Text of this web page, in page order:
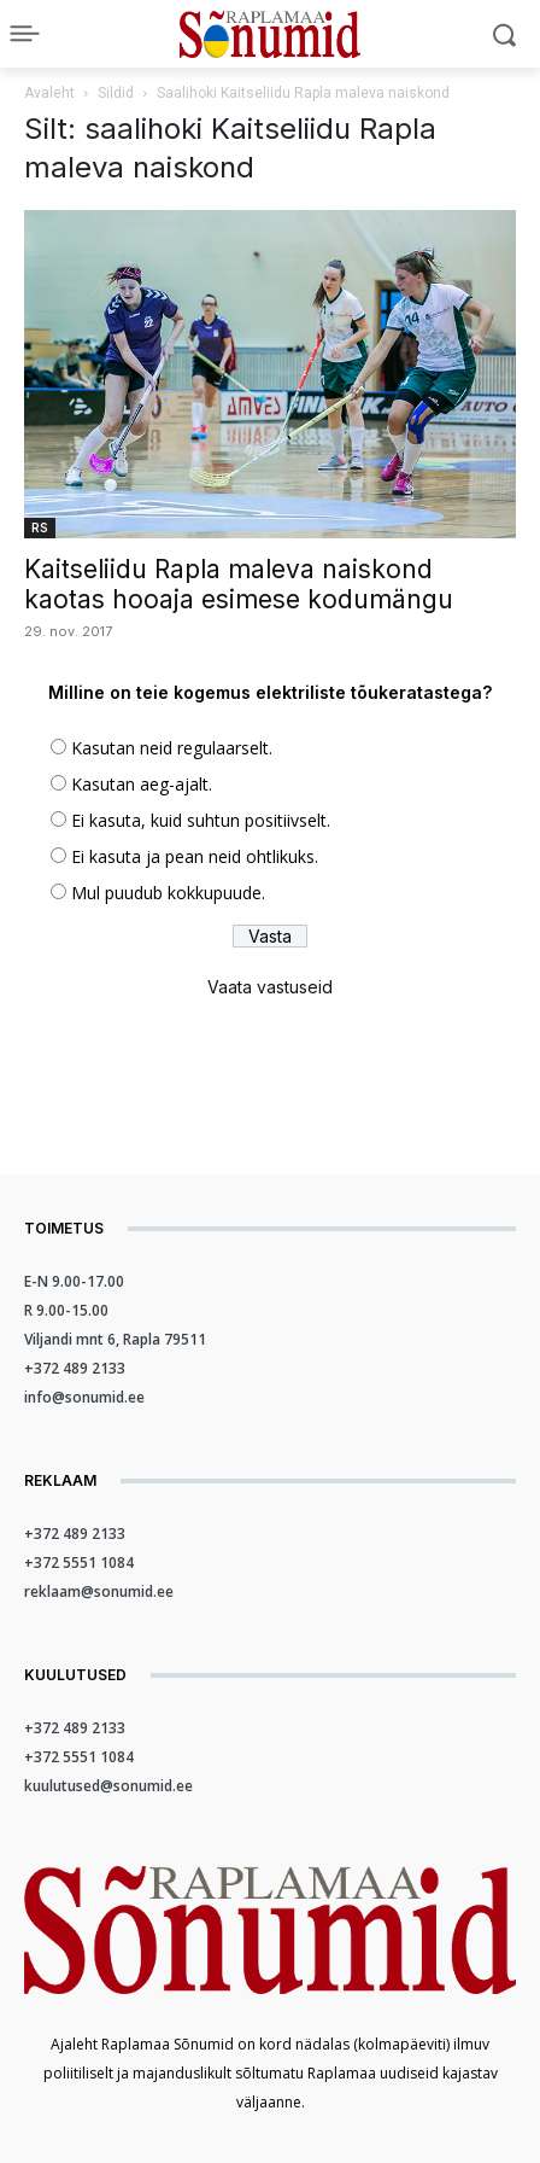
Avaleht Sildid Saalihoki Kaitseliidu Rapla maleva naiskond
Silt: saalihoki Kaitseliidu Rapla
maleva naiskond
RS
Kaitseliidu Rapla maleva naiskond
kaotas hooaja esimese kodumängu
29. nov. 2017
Milline on teie kogemus elektriliste tõukeratastega?
Kasutan neid regulaarselt.
Kasutan aeg-ajalt.
Ei kasuta, kuid suhtun positiivselt.
Ei kasuta ja pean neid ohtlikuks.
Mul puudub kokkupuude.
Vaata vastuseid
TOIMETUS
E-N 9.00-17.00
R 9.00-15.00
Viljandi mnt 6, Rapla 79511
+372 489 2133
info@sonumid.ee
REKLAAM
+372 489 2133
+372 5551 1084
reklaam@sonumid.ee
KUULUTUSED
+372 489 2133
+372 5551 1084
kuulutused@sonumid.ee
Ajaleht Raplamaa Sõnumid on kord nädalas (kolmapäeviti) ilmuv
poliitiliselt ja majanduslikult sõltumatu Raplamaa uudiseid kajastav
väljaanne.